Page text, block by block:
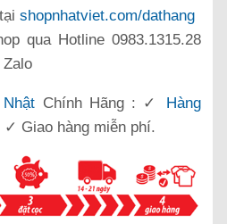
shopnhatviet.com/dathang
qua Hotline 0983.1315.28
Zalo
Chính Hãng : ✓
Hàng
Giao hàng miễn phí.